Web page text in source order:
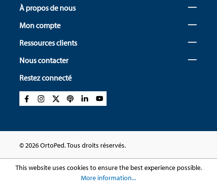
À propos de nous
Mon compte
Ressources clients
Nous contacter
Restez connecté
© 2026 OrtoPed. Tous droits réservés.
This website uses cookies to ensure the best experience possible.
More information...